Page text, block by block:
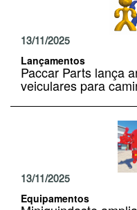
13/11/2025
Lançamentos
Paccar Parts lança
veiculares para
13/11/2025
Equipamentos